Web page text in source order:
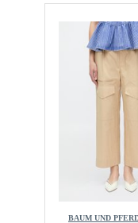
BAUM UND